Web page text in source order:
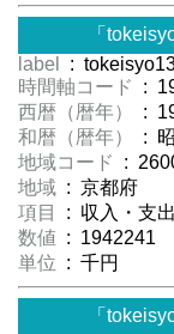
「
label
:
時間軸コード
:
西暦（暦年）
:
和暦（暦年）
:
地域コード
:
地域 : 京都府
項目
: 収入・支
数値 : 1942241
単位 : 千円
「